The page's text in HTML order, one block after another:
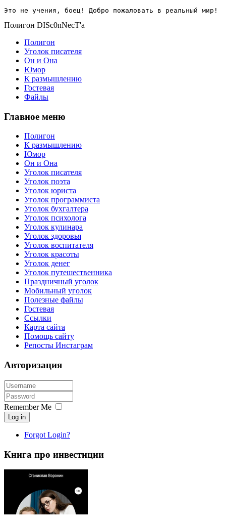
Это не учения, боец! Добро пожаловать в реальный мир!
Полигон DISc0nNecT'a
Полигон
Уголок писателя
Он и Она
Юмор
К размышлению
Гостевая
Файлы
Главное меню
Полигон
К размышлению
Юмор
Он и Она
Уголок писателя
Уголок поэта
Уголок юриста
Уголок программиста
Уголок бухгалтера
Уголок психолога
Уголок кулинара
Уголок здоровья
Уголок воспитателя
Уголок красоты
Уголок денег
Уголок путешественника
Праздничный уголок
Мобильный уголок
Полезные файлы
Гостевая
Ссылки
Карта сайта
Помощь сайту
Репосты Инстаграм
Авторизация
Remember Me
Log in
Forgot Login?
Книга про инвестиции